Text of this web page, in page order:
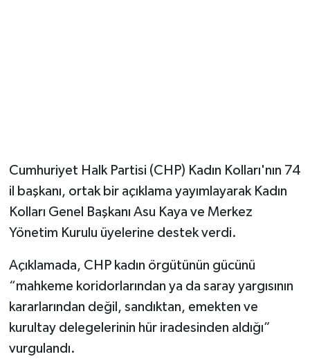
Cumhuriyet Halk Partisi (CHP) Kadın Kolları'nın 74
il başkanı, ortak bir açıklama yayımlayarak Kadın
Kolları Genel Başkanı Asu Kaya ve Merkez
Yönetim Kurulu üyelerine destek verdi.
Açıklamada, CHP kadın örgütünün gücünü
“mahkeme koridorlarından ya da saray yargısının
kararlarından değil, sandıktan, emekten ve
kurultay delegelerinin hür iradesinden aldığı”
vurgulandı.
Siyaset
Sokak Hayvanlarını Sahiplendirme
Spor
Yaşam